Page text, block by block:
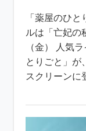
「薬屋のひ
ルは「亡妃の
（金） 人気
とりごと」が
スクリーンに